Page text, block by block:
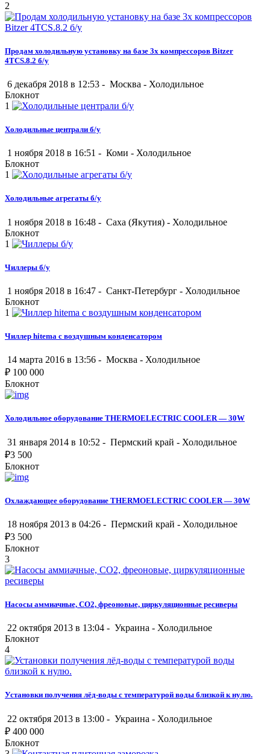
2
Продам холодильную установку на базе 3х компрессоров Bitzer
4TCS.8.2 б/у
6 декабря 2018 в 12:53 - Москва - Холодильное
Блокнот
1
Холодильные централи б/у
1 ноября 2018 в 16:51 - Коми - Холодильное
Блокнот
1
Холодильные агрегаты б/у
1 ноября 2018 в 16:48 - Саха (Якутия) - Холодильное
Блокнот
1
Чиллеры б/у
1 ноября 2018 в 16:47 - Санкт-Петербург - Холодильное
Блокнот
1
Чиллер hitema c воздушным конденсатором
14 марта 2016 в 13:56 - Москва - Холодильное
₽ 100 000
Блокнот
Холодильное оборудование THERMOELECTRIC COOLER — 30W
31 января 2014 в 10:52 - Пермский край - Холодильное
₽3 500
Блокнот
Охлаждающее оборудование THERMOELECTRIC COOLER — 30W
18 ноября 2013 в 04:26 - Пермский край - Холодильное
₽3 500
Блокнот
3
Насосы аммиачные, СО2, фреоновые, циркуляционные ресиверы
22 октября 2013 в 13:04 - Украина - Холодильное
Блокнот
4
Установки получения лёд-воды с температурой воды близкой к нулю.
22 октября 2013 в 13:00 - Украина - Холодильное
₽ 400 000
Блокнот